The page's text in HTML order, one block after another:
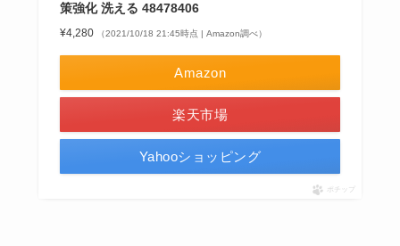
策強化 洗える 48478406
¥4,280 （2021/10/18 21:45時点 | Amazon調べ）
Amazon
楽天市場
Yahooショッピング
ポチップ